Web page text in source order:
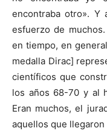
encontraba otro». Y
esfuerzo de
en tiempo, en
medalla Dirac]
científicos que
los años 68-70 y al
Eran muchos, el
aquellos que